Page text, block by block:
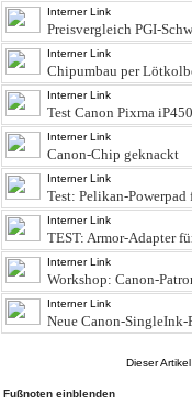
Interner Link
Preisvergleich PGI-
Interner Link
Chipumbau per
Interner Link
Test Canon Pixma
Interner Link
Canon-Chip geknackt
Interner Link
Test: Pelikan-
Interner Link
TEST: Armor-Adapter
Interner Link
Workshop: Canon-
Interner Link
Neue Canon-
Dieser
Fußnoten